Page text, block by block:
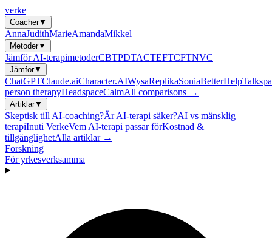
verke
Coacher▼
AnnaJudithMarieAmandaMikkel
Metoder▼
Jämför AI-terapimetoderCBTPDTACTEFTCFTNVC
Jämför▼
ChatGPTClaude.aiCharacter.AIWysaReplikaSoniaBetterHelp
person therapyHeadspaceCalmAll comparisons →
Artiklar▼
Skeptisk till AI-coaching?Är AI-terapi säker?AI vs mänsklig
terapiInuti VerkeVem AI-terapi passar förKostnad &
tillgänglighetAlla artiklar →
Forskning
För yrkesverksamma